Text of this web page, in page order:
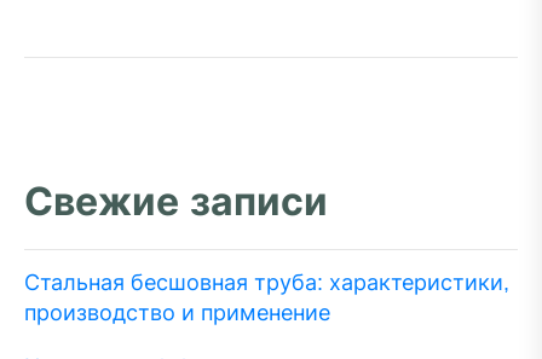
Свежие записи
Стальная бесшовная труба: характеристики,
производство и применение